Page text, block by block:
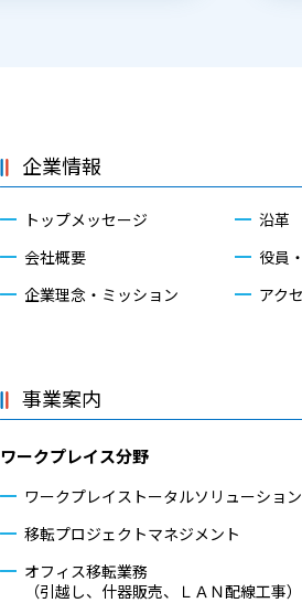
企業情報
トップメッセージ
会社概要
企業理念・ミッション
沿革
役員
アク
事業案内
ワークプレイス分野
ワークプレイストータルソリューション
移転プロジェクトマネジメント
オフィス移転業務
（引越し、什器販売、ＬＡＮ配線工事）